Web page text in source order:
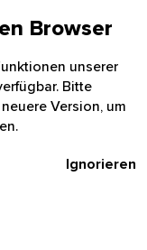
Browser
unserer
Bitte
Version, um
Ignorieren